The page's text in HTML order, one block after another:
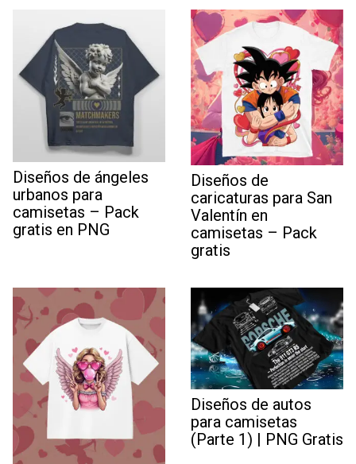
Diseños de ángeles
urbanos para
camisetas – Pack
gratis en PNG
Diseños de
caricaturas para San
Valentín en
camisetas – Pack
gratis
Diseños de autos
para camisetas
(Parte 1) | PNG Gratis